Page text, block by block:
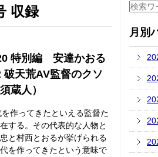
収録
特別編 安達かおる
天荒AV監督のクソ
蔵人）
作ってきたといえる監督た
する。その代表的な人物と
と村西とおるが挙げられる
を作ってきたという意味で
月別